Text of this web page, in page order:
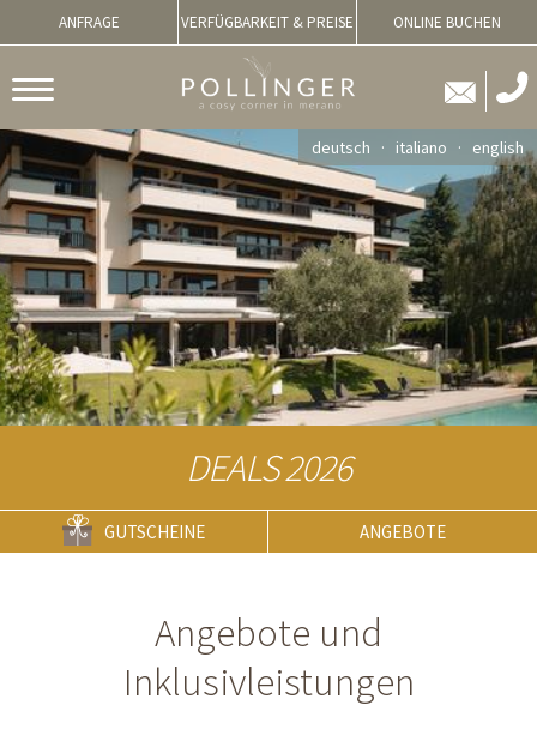
ANFRAGE VERFÜGBARKEIT & PREISE ONLINE BUCHEN
deutsch italiano english
DEALS 2026
GUTSCHEINE ANGEBOTE
Angebote und
Inklusivleistungen